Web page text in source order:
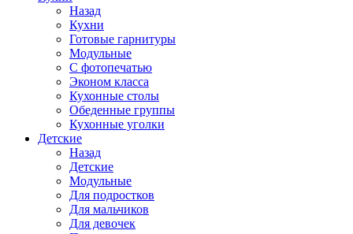
Назад
Кухни
Готовые гарнитуры
Модульные
С фотопечатью
Эконом класса
Кухонные столы
Обеденные группы
Кухонные уголки
Детские
Назад
Детские
Модульные
Для подростков
Для мальчиков
Для девочек